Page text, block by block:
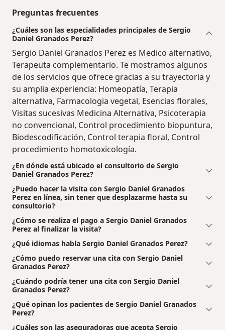
Preguntas frecuentes
¿Cuáles son las especialidades principales de Sergio
Daniel Granados Perez?
Sergio Daniel Granados Perez es Medico alternativo,
Terapeuta complementario. Te mostramos algunos
de los servicios que ofrece gracias a su trayectoria y
su amplia experiencia: Homeopatía, Terapia
alternativa, Farmacologia vegetal, Esencias florales,
Visitas sucesivas Medicina Alternativa, Psicoterapia
no convencional, Control procedimiento biopuntura,
Biodescodificación, Control terapia floral, Control
procedimiento homotoxicología.
¿En dónde está ubicado el consultorio de Sergio
Daniel Granados Perez?
¿Puedo hacer la visita con Sergio Daniel Granados
Perez en línea, sin tener que desplazarme hasta su
consultorio?
¿Cómo se realiza el pago a Sergio Daniel Granados
Perez al finalizar la visita?
¿Qué idiomas habla Sergio Daniel Granados Perez?
¿Cómo puedo reservar una cita con Sergio Daniel
Granados Perez?
¿Cuándo podría tener una cita con Sergio Daniel
Granados Perez?
¿Qué opinan los pacientes de Sergio Daniel Granados
Perez?
¿Cuáles son las aseguradoras que acepta Sergio